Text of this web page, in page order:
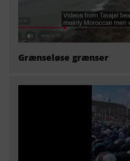
Grænseløse grænser